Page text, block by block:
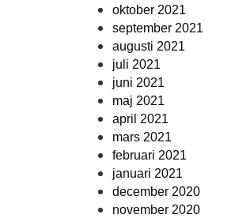
oktober 2021
september 2021
augusti 2021
juli 2021
juni 2021
maj 2021
april 2021
mars 2021
februari 2021
januari 2021
december 2020
november 2020